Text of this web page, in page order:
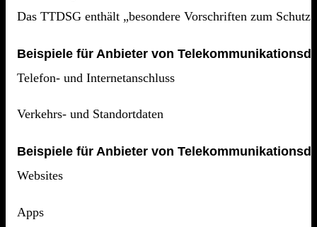
Das TTDSG enthält „besondere Vorschriften zum
Beispiele für Anbieter von
Telefon- und Internetanschluss
Verkehrs- und Standortdaten
Beispiele für Anbieter von
Websites
Apps